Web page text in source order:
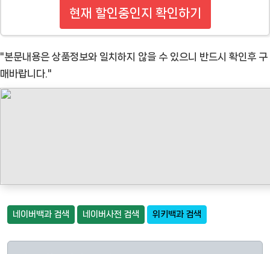
현재 할인중인지 확인하기
"본문내용은 상품정보와 일치하지 않을 수 있으니 반드시 확인후 구
매바랍니다."
네이버백과 검색 네이버사전 검색 위키백과 검색